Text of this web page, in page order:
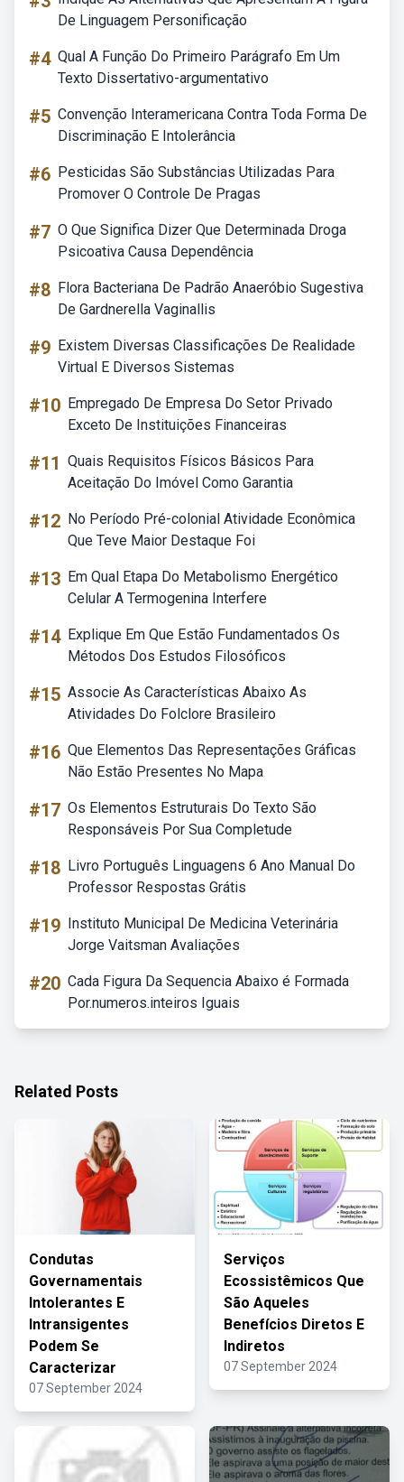
De Linguagem Personificação
#4 Qual A Função Do Primeiro Parágrafo Em Um
Texto Dissertativo-argumentativo
#5 Convenção Interamericana Contra Toda Forma De
Discriminação E Intolerância
#6 Pesticidas São Substâncias Utilizadas Para
Promover O Controle De Pragas
#7 O Que Significa Dizer Que Determinada Droga
Psicoativa Causa Dependência
#8 Flora Bacteriana De Padrão Anaeróbio Sugestiva
De Gardnerella Vaginallis
#9 Existem Diversas Classificações De Realidade
Virtual E Diversos Sistemas
#10 Empregado De Empresa Do Setor Privado
Exceto De Instituições Financeiras
#11 Quais Requisitos Físicos Básicos Para
Aceitação Do Imóvel Como Garantia
#12 No Período Pré-colonial Atividade Econômica
Que Teve Maior Destaque Foi
#13 Em Qual Etapa Do Metabolismo Energético
Celular A Termogenina Interfere
#14 Explique Em Que Estão Fundamentados Os
Métodos Dos Estudos Filosóficos
#15 Associe As Características Abaixo As
Atividades Do Folclore Brasileiro
#16 Que Elementos Das Representações Gráficas
Não Estão Presentes No Mapa
#17 Os Elementos Estruturais Do Texto São
Responsáveis Por Sua Completude
#18 Livro Português Linguagens 6 Ano Manual Do
Professor Respostas Grátis
#19 Instituto Municipal De Medicina Veterinária
Jorge Vaitsman Avaliações
#20 Cada Figura Da Sequencia Abaixo é Formada
Por.numeros.inteiros Iguais
Related Posts
Condutas
Governamentais
Intolerantes E
Intransigentes
Podem Se
Caracterizar
07 September 2024
Serviços
Ecossistêmicos Que
São Aqueles
Benefícios Diretos E
Indiretos
07 September 2024